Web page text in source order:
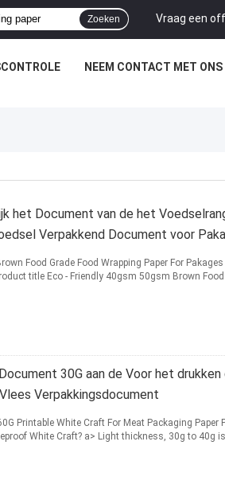
Vraag een
Zoeken
NEEM CONTACT MET ONS
het Document van de het
Verpakkend Document voor
Food Grade Food Wrapping Paper For
title Eco - Friendly 40gsm 50gsm Brown Food
30G aan de Voor het
Verpakkingsdocument
Printable White Craft For Meat Packaging Paper
White Craft? a> Light thickness, 30g to 40g